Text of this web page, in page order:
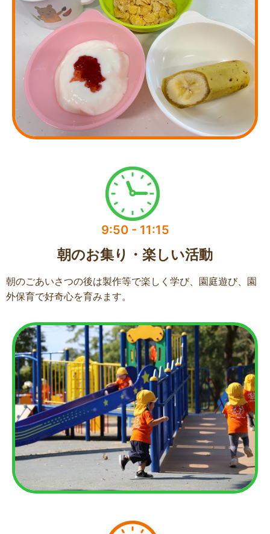
9:50 - 11:15​
朝のお集り・楽しい活動
朝のごあいさつの後は製作等で楽しく学び、園庭遊び、園
外保育で好奇心を育みます。